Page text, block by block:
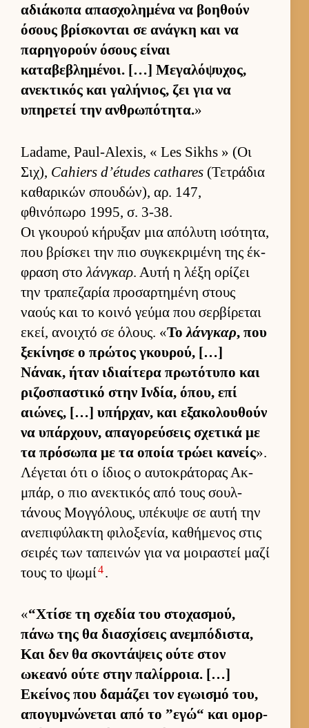
αδιάκοπα απασχολημένα να βοη­θούν
όσους βρίσκονται σε ανάγκη και να
παρηγορούν όσους εί­ναι
καταβεβλημένοι. […] Μεγαλόψυχος,
ανεκτικός και γαλήνιος, ζει για να
υπηρετεί την αν­θρωπότητα.»
Ladame, Paul-Alexis, « Les Sikhs » (Οι
Σιχ), Cahiers d’études cathares (Τετράδια
καθαρικών σπου­δών), αρ. 147,
φθινόπωρο 1995, σ. 3-38.
Οι γκου­ρού κήρυξαν μια απόλυτη ισότητα,
που βρίσκει την πιο συγκεκριμένη της έκ­
φραση στο λάνγκαρ. Αυτή η λέξη ορίζει
την τραπεζαρία προσαρ­τημένη στους
ναούς και το κοινό γεύμα που σερ­βίρεται
εκεί, ανοι­χτό σε όλους. «Το λάνγκαρ, που
ξεκίνησε ο πρώτος γκου­ρού, […]
Νάνακ, ήταν ιδιαί­τερα πρωτότυπο και
ριζοσπαστικό στην Ιν­δία, όπου, επί
αιώνες, […] υπήρ­χαν, και εξακολου­θούν
να υπάρ­χουν, απαγορεύ­σεις σχετικά με
τα πρόσωπα με τα οποία τρώει κανείς».
Λέγεται ότι ο ίδιος ο αυ­τοκράτορας Ακ­
μπάρ, ο πιο ανεκτικός από τους σουλ­
τάνους Μογ­γόλους, υπέκυψε σε αυτή την
ανεπιφύλακτη φιλοξενία, καθήμενος στις
σει­ρές των ταπει­νών για να μοι­ραστεί μαζί
τους το ψωμί4.
«“Χτίσε τη σχεδία του στοχασμού,
πάνω της θα δια­σχίσεις ανεμπόδιστα,
Και δεν θα σκοντάψεις ούτε στον
ωκεανό ούτε στην παλίρ­ροια. […]
Εκεί­νος που δαμάζει τον εγωισμό του,
απογυμνώνεται από το ”εγώ“ και ομορ­